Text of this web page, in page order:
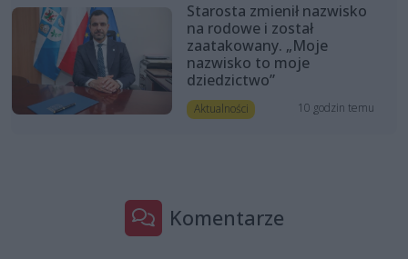
Starosta zmienił nazwisko
na rodowe i został
zaatakowany. „Moje
nazwisko to moje
dziedzictwo”
Aktualności 10 godzin temu
Komentarze